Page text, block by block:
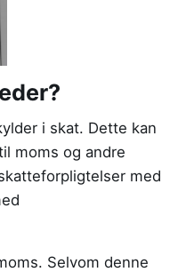
i skat. Dette kan
moms og andre
med
Selvom denne